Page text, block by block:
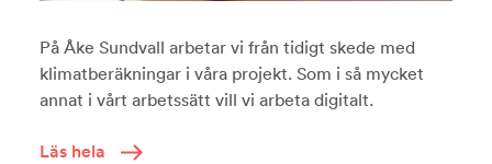
På Åke Sundvall arbetar vi från tidigt skede med
klimatberäkningar i våra projekt. Som i så mycket
annat i vårt arbetssätt vill vi arbeta digitalt.
Läs hela